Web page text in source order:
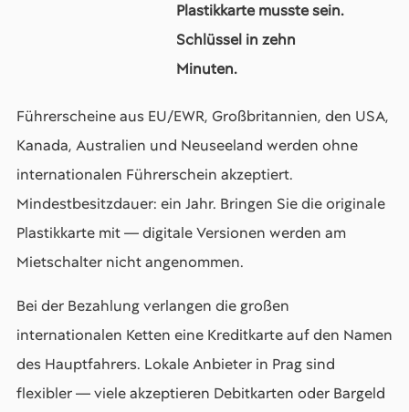
Plastikkarte musste sein.
Schlüssel in zehn
Minuten.
Führerscheine aus EU/EWR, Großbritannien, den USA,
Kanada, Australien und Neuseeland werden ohne
internationalen Führerschein akzeptiert.
Mindestbesitzdauer: ein Jahr. Bringen Sie die originale
Plastikkarte mit — digitale Versionen werden am
Mietschalter nicht angenommen.
Bei der Bezahlung verlangen die großen
internationalen Ketten eine Kreditkarte auf den Namen
des Hauptfahrers. Lokale Anbieter in Prag sind
flexibler — viele akzeptieren Debitkarten oder Bargeld